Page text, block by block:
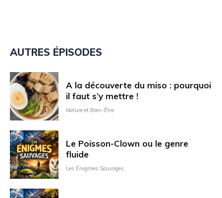
AUTRES ÉPISODES
A la découverte du miso : pourquoi
il faut s’y mettre !
Nature et Bien-Être
Le Poisson-Clown ou le genre
fluide
Les Énigmes Sauvages